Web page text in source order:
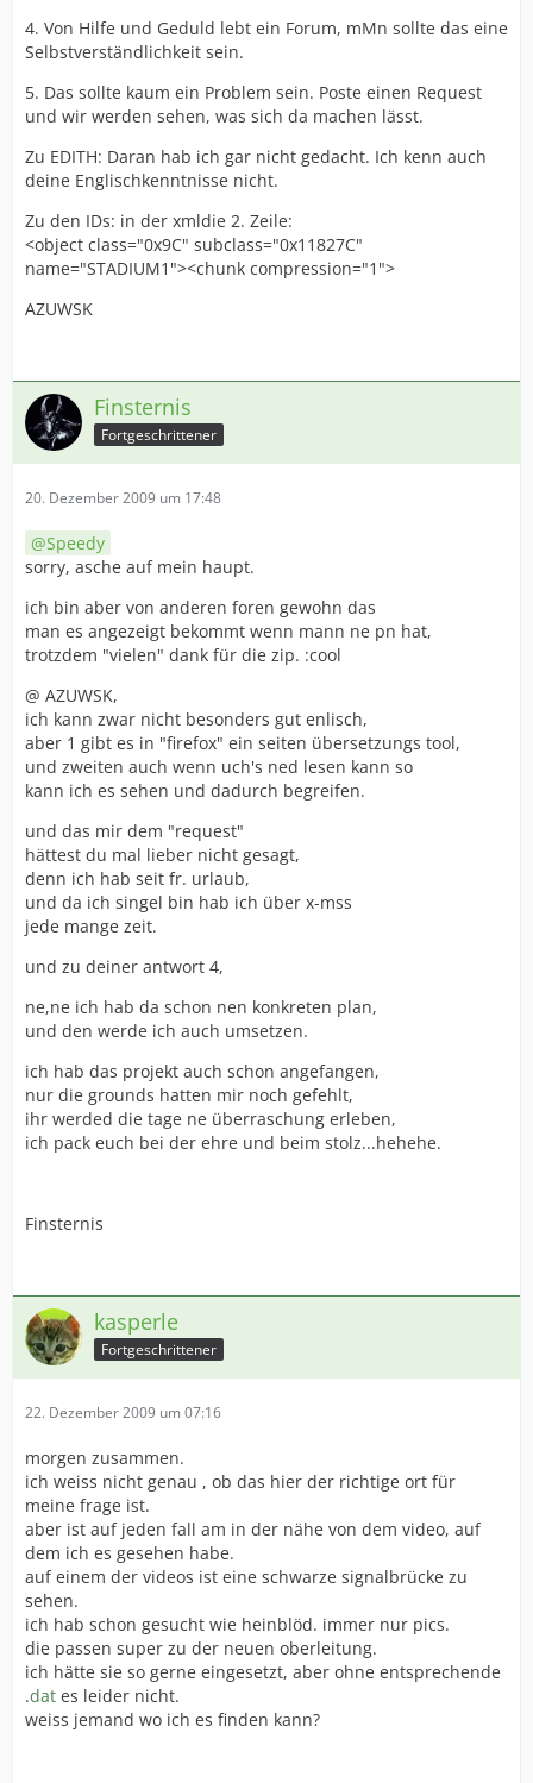
4. Von Hilfe und Geduld lebt ein Forum, mMn sollte das eine
Selbstverständlichkeit sein.
5. Das sollte kaum ein Problem sein. Poste einen Request
und wir werden sehen, was sich da machen lässt.
Zu EDITH: Daran hab ich gar nicht gedacht. Ich kenn auch
deine Englischkenntnisse nicht.
Zu den IDs: in der xmldie 2. Zeile:
<object class="0x9C" subclass="0x11827C"
name="STADIUM1"><chunk compression="1">
AZUWSK
Finsternis
Fortgeschrittener
20. Dezember 2009 um 17:48
Speedy
sorry, asche auf mein haupt.
ich bin aber von anderen foren gewohn das
man es angezeigt bekommt wenn mann ne pn hat,
trotzdem "vielen" dank für die zip. :cool
@ AZUWSK,
ich kann zwar nicht besonders gut enlisch,
aber 1 gibt es in "firefox" ein seiten übersetzungs tool,
und zweiten auch wenn uch's ned lesen kann so
kann ich es sehen und dadurch begreifen.
und das mir dem "request"
hättest du mal lieber nicht gesagt,
denn ich hab seit fr. urlaub,
und da ich singel bin hab ich über x-mss
jede mange zeit.
und zu deiner antwort 4,
ne,ne ich hab da schon nen konkreten plan,
und den werde ich auch umsetzen.
ich hab das projekt auch schon angefangen,
nur die grounds hatten mir noch gefehlt,
ihr werded die tage ne überraschung erleben,
ich pack euch bei der ehre und beim stolz...hehehe.
Finsternis
kasperle
Fortgeschrittener
22. Dezember 2009 um 07:16
morgen zusammen.
ich weiss nicht genau , ob das hier der richtige ort für
meine frage ist.
aber ist auf jeden fall am in der nähe von dem video, auf
dem ich es gesehen habe.
auf einem der videos ist eine schwarze signalbrücke zu
sehen.
ich hab schon gesucht wie heinblöd. immer nur pics.
die passen super zu der neuen oberleitung.
ich hätte sie so gerne eingesetzt, aber ohne entsprechende
.dat es leider nicht.
weiss jemand wo ich es finden kann?